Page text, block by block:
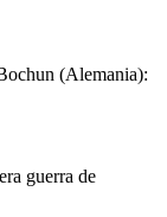
(Alemania):
guerra de